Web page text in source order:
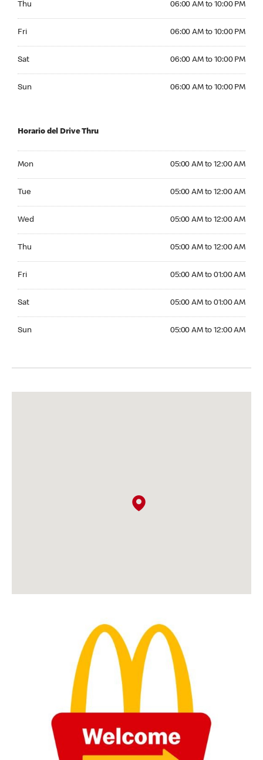
Thu 06:00 AM to 10:00 PM
Fri 06:00 AM to 10:00 PM
Sat 06:00 AM to 10:00 PM
Sun 06:00 AM to 10:00 PM
Horario del Drive Thru
Mon 05:00 AM to 12:00 AM
Tue 05:00 AM to 12:00 AM
Wed 05:00 AM to 12:00 AM
Thu 05:00 AM to 12:00 AM
Fri 05:00 AM to 01:00 AM
Sat 05:00 AM to 01:00 AM
Sun 05:00 AM to 12:00 AM